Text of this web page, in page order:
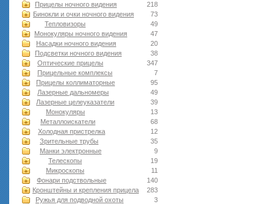
218
Прицелы ночного видения
73
Бинокли и очки ночного видения
49
Тепловизоры
47
Монокуляры ночного видения
20
Насадки ночного видения
38
Подсветки ночного видения
347
Оптические прицелы
7
Прицельные комплексы
95
Прицелы коллиматорные
49
Лазерные дальномеры
39
Лазерные целеуказатели
13
Монокуляры
68
Металлоискатели
12
Холодная пристрелка
35
Зрительные трубы
9
Манки электронные
19
Телескопы
11
Микроскопы
140
Фонари подствольные
283
Кронштейны и крепления прицела
3
Ружья для подводной оxоты